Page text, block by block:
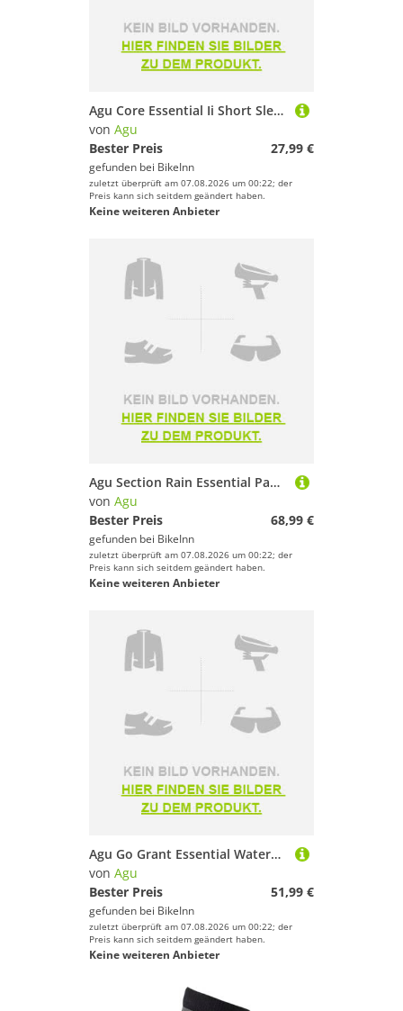
Agu Core Essential Ii Short Sleeve Jersey Schwarz XS Frau
von Agu
Bester Preis
27,99 €
gefunden bei BikeInn
zuletzt überprüft am 07.08.2026 um 00:22; der
Preis kann sich seitdem geändert haben.
Keine weiteren Anbieter
Agu Section Rain Essential Pants Grau S Frau
von Agu
Bester Preis
68,99 €
gefunden bei BikeInn
zuletzt überprüft am 07.08.2026 um 00:22; der
Preis kann sich seitdem geändert haben.
Keine weiteren Anbieter
Agu Go Grant Essential Waterproof Poncho Schwarz Mann
von Agu
Bester Preis
51,99 €
gefunden bei BikeInn
zuletzt überprüft am 07.08.2026 um 00:22; der
Preis kann sich seitdem geändert haben.
Keine weiteren Anbieter